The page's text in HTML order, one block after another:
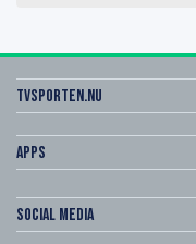
Tvsporten.nu
Apps
Social Media